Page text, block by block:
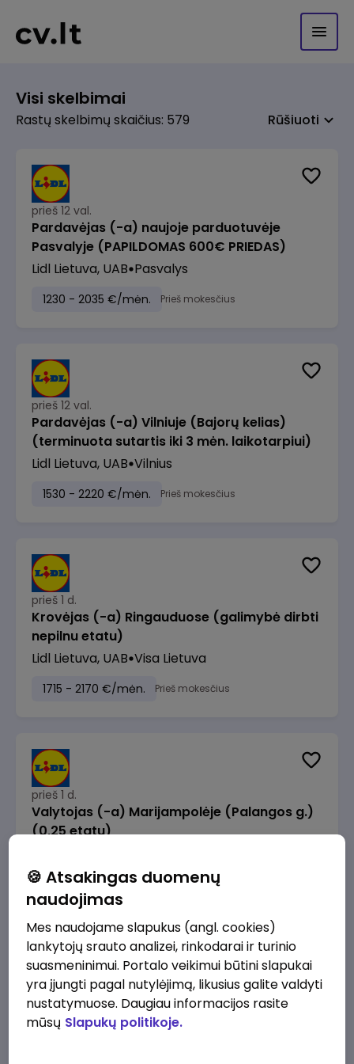
Visi skelbimai
Rastų skelbimų skaičius: 579 Rūšiuoti
prieš 12 val.
Pardavėjas (-a) naujoje parduotuvėje
Pasvalyje (PAPILDOMAS 600€ PRIEDAS)
Lidl Lietuva, UAB Pasvalys
1230 - 2035 €/mėn. Prieš mokesčius
prieš 12 val.
Pardavėjas (-a) Vilniuje (Bajorų kelias)
(terminuota sutartis iki 3 mėn. laikotarpiui)
Lidl Lietuva, UAB Vilnius
1530 - 2220 €/mėn. Prieš mokesčius
prieš 1 d.
Krovėjas (-a) Ringauduose (galimybė dirbti
nepilnu etatu)
Lidl Lietuva, UAB Visa Lietuva
1715 - 2170 €/mėn. Prieš mokesčius
prieš 1 d.
Valytojas (-a) Marijampolėje (Palangos g.)
(0,25 etatu)
289 - 337 €/mėn. Prieš mokesčius
prieš 1 d.
Talent Development Project Manager (fixed
term - 1.5 years)
🍪 Atsakingas duomenų
naudojimas
Mes naudojame slapukus (angl. cookies)
lankytojų srauto analizei, rinkodarai ir turinio
suasmeninimui. Portalo veikimui būtini slapukai
yra įjungti pagal nutylėjimą, likusius galite valdyti
nustatymuose. Daugiau informacijos rasite
mūsų Slapukų politikoje.